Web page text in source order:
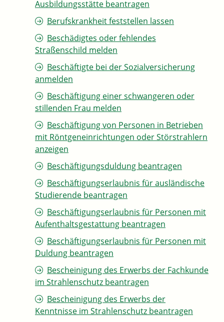
Ausbildungsstätte beantragen
Berufskrankheit feststellen lassen
Beschädigtes oder fehlendes
Straßenschild melden
Beschäftigte bei der Sozialversicherung
anmelden
Beschäftigung einer schwangeren oder
stillenden Frau melden
Beschäftigung von Personen in Betrieben
mit Röntgeneinrichtungen oder Störstrahlern
anzeigen
Beschäftigungsduldung beantragen
Beschäftigungserlaubnis für ausländische
Studierende beantragen
Beschäftigungserlaubnis für Personen mit
Aufenthaltsgestattung beantragen
Beschäftigungserlaubnis für Personen mit
Duldung beantragen
Bescheinigung des Erwerbs der Fachkunde
im Strahlenschutz beantragen
Bescheinigung des Erwerbs der
Kenntnisse im Strahlenschutz beantragen